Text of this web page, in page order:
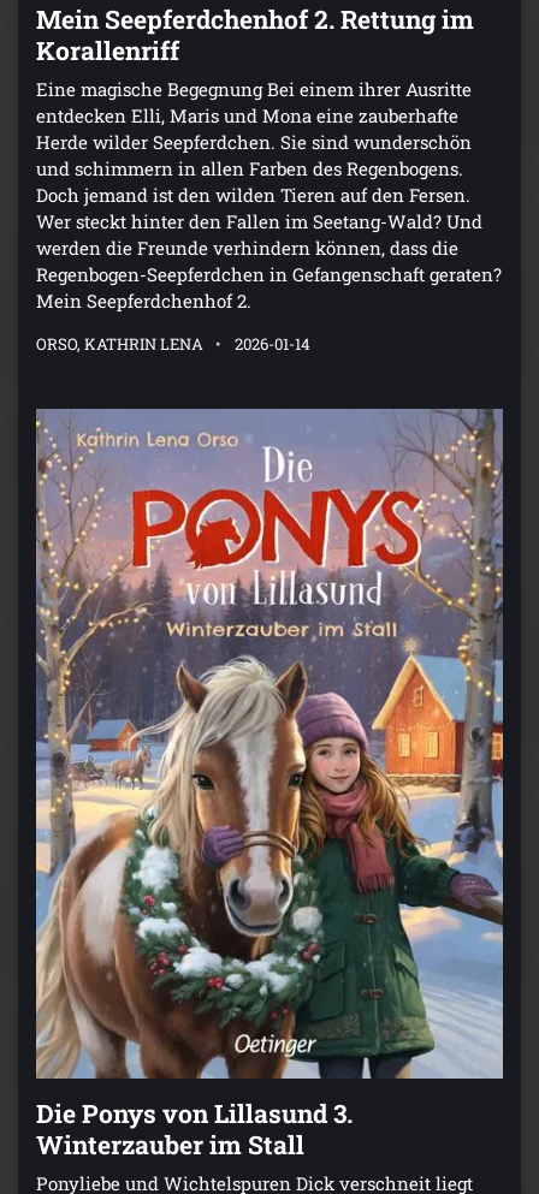
Mein Seepferdchenhof 2. Rettung im
Korallenriff
Eine magische Begegnung Bei einem ihrer Ausritte
entdecken Elli, Maris und Mona eine zauberhafte
Herde wilder Seepferdchen. Sie sind wunderschön
und schimmern in allen Farben des Regenbogens.
Doch jemand ist den wilden Tieren auf den Fersen.
Wer steckt hinter den Fallen im Seetang-Wald? Und
werden die Freunde verhindern können, dass die
Regenbogen-Seepferdchen in Gefangenschaft geraten?
Mein Seepferdchenhof 2.
ORSO, KATHRIN LENA 2026-01-14
Die Ponys von Lillasund 3.
Winterzauber im Stall
Ponyliebe und Wichtelspuren Dick verschneit liegt